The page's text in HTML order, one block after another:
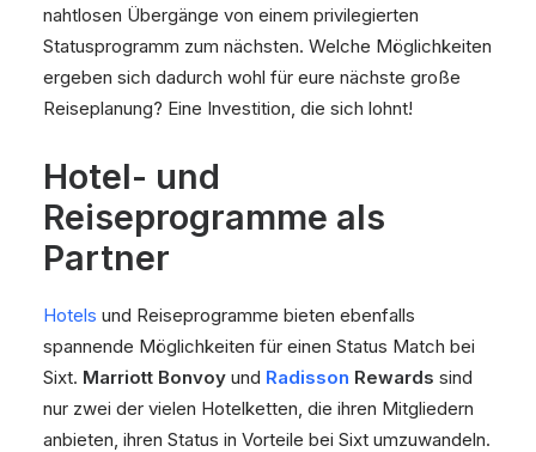
nahtlosen Übergänge von einem privilegierten
Statusprogramm zum nächsten. Welche Möglichkeiten
ergeben sich dadurch wohl für eure nächste große
Reiseplanung? Eine Investition, die sich lohnt!
Hotel- und
Reiseprogramme als
Partner
Hotels und Reiseprogramme bieten ebenfalls
spannende Möglichkeiten für einen Status Match bei
Sixt. Marriott Bonvoy und Radisson Rewards sind
nur zwei der vielen Hotelketten, die ihren Mitgliedern
anbieten, ihren Status in Vorteile bei Sixt umzuwandeln.